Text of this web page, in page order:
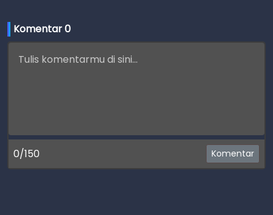
Komentar 0
0/150 Komentar